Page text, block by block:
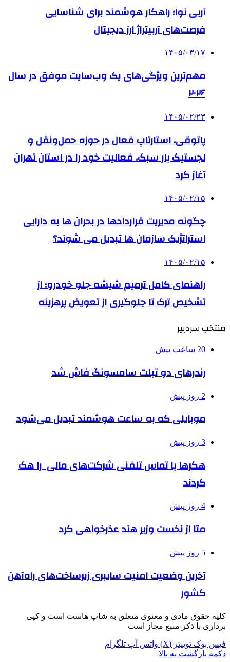
آربی نوا؛ راهکار هوشمند برای شناسایی
فرصت‌های آربیتراژ ارز دیجیتال
۱۴۰۵/۰۳/۱۷
مهم‌ترین ویژگی‌های یک وب‌سایت موفق در سال
۲۰۲۶
۱۴۰۵/۰۲/۲۳
پاتوقی، استارتاپ فعال در حوزه حمل‌ونقل و
لجستیک بار سبک، فعالیت خود را در استان تهران
آغاز کرد
۱۴۰۵/۰۲/۱۵
چگونه مدیریت قراردادها در بحران ها به دارایی
استراتژیک سازمان ها تبدیل می شوند؟
۱۴۰۵/۰۲/۱۵
راهنمای کامل ترمیم شیشه جلو خودرو؛ از
تشخیص ترک تا جلوگیری از تعویض پرهزینه
منتخب سردبیر
20 ساعت پیش
رندرهای دو تبلت سامسونگ فاش شد
2 روز پیش
موبایلی که به ساعت هوشمند تبدیل می‌شود
3 روز پیش
هکرها با تماس تلفنی شرکت‌های مالی را هک
کردند
4 روز پیش
متا از نخست وزیر هند عذرخواهی کرد
5 روز پیش
آخرین وضعیت امنیت سایبری زیرساخت‌های راه‌آهن
کشور
کلیه حقوق مادی و معنوی متعلق به شاپ هاست است و کپی
برداری با ذکر منبع مجاز است
فیس بوک توییتر (X) واتس آپ تلگرام
دکمه بازگشت به بالا